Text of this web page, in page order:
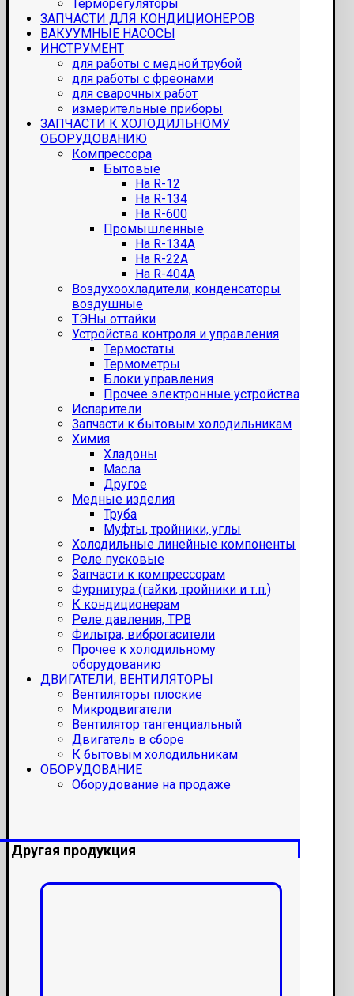
Терморегуляторы
ЗАПЧАСТИ ДЛЯ КОНДИЦИОНЕРОВ
ВАКУУМНЫЕ НАСОСЫ
ИНСТРУМЕНТ
для работы с медной трубой
для работы с фреонами
для сварочных работ
измерительные приборы
ЗАПЧАСТИ К ХОЛОДИЛЬНОМУ
ОБОРУДОВАНИЮ
Компрессора
Бытовые
На R-12
На R-134
На R-600
Промышленные
На R-134A
На R-22A
На R-404A
Воздухоохладители, конденсаторы
воздушные
ТЭНы оттайки
Устройства контроля и управления
Термостаты
Термометры
Блоки управления
Прочее электронные устройства
Испарители
Запчасти к бытовым холодильникам
Химия
Хладоны
Масла
Другое
Медные изделия
Труба
Муфты, тройники, углы
Холодильные линейные компоненты
Реле пусковые
Запчасти к компрессорам
Фурнитура (гайки, тройники и т.п.)
К кондиционерам
Реле давления, ТРВ
Фильтра, виброгасители
Прочее к холодильному
оборудованию
ДВИГАТЕЛИ, ВЕНТИЛЯТОРЫ
Вентиляторы плоские
Микродвигатели
Вентилятор тангенциальный
Двигатель в сборе
К бытовым холодильникам
ОБОРУДОВАНИЕ
Оборудование на продаже
Другая продукция